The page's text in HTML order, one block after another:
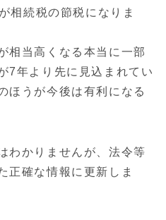
相続税の節税になりま
相当高くなる本当に一部
7年より先に見込まれてい
ほうが今後は有利になる
わかりませんが、法令等
正確な情報に更新しま